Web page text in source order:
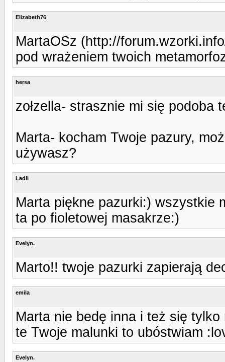
Elizabeth76
MartaOSz (http://
pod wrażeniem twoich
hersa
zołzella- strasznie mi się podoba
Marta- kocham Twoje pazury,
używasz?
Ladli
Marta piękne pazurki:) wszystkie
ta po fioletowej masakrze:)
Evelyn.
Marto!! twoje pazurki zapierają
emila
Marta nie bedę inna i też się
te Twoje malunki to ubóstwiam
Evelyn.